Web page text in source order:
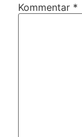
Kommentar *